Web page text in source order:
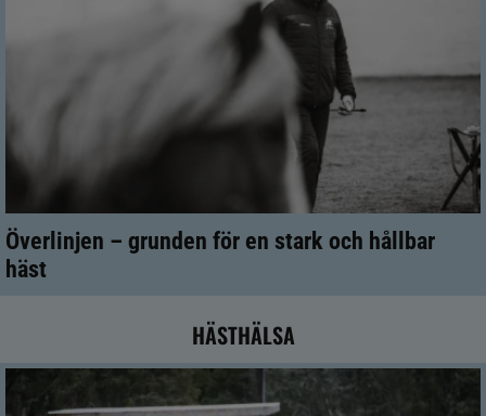
Överlinjen – grunden för en stark och hållbar
häst
HÄSTHÄLSA